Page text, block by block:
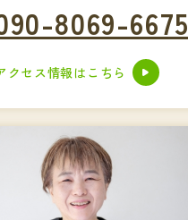
8069-6675
クセス情報はこちら